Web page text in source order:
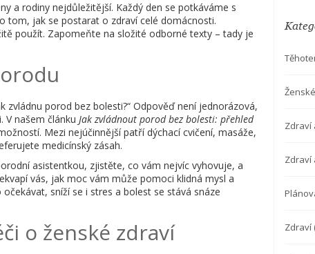
a rodiny nejdůležitější. Každý den se potkáváme s
tom, jak se postarat o zdraví celé domácnosti.
použít. Zapomeňte na složité odborné texty – tady je
zvládnu porod bez bolesti?“ Odpověď není jednorázová,
našem článku Jak zvládnout porod bez bolesti: přehled
Mezi nejúčinnější patří dýchací cvičení, masáže,
medicínský zásah.
asistentkou, zjistěte, co vám nejvíc vyhovuje, a
vás, jak moc vám může pomoci klidná mysl a
sníží se i stres a bolest se stává snáze
o ženské zdraví
Zdraví
Zdraví
Zdraví